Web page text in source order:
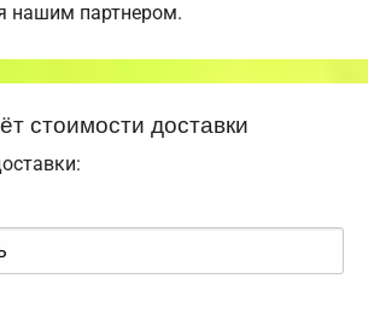
нашим партнером.
стоимости доставки